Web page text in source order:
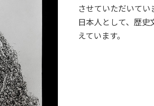
させていただいてい
日本人として、歴
えています。